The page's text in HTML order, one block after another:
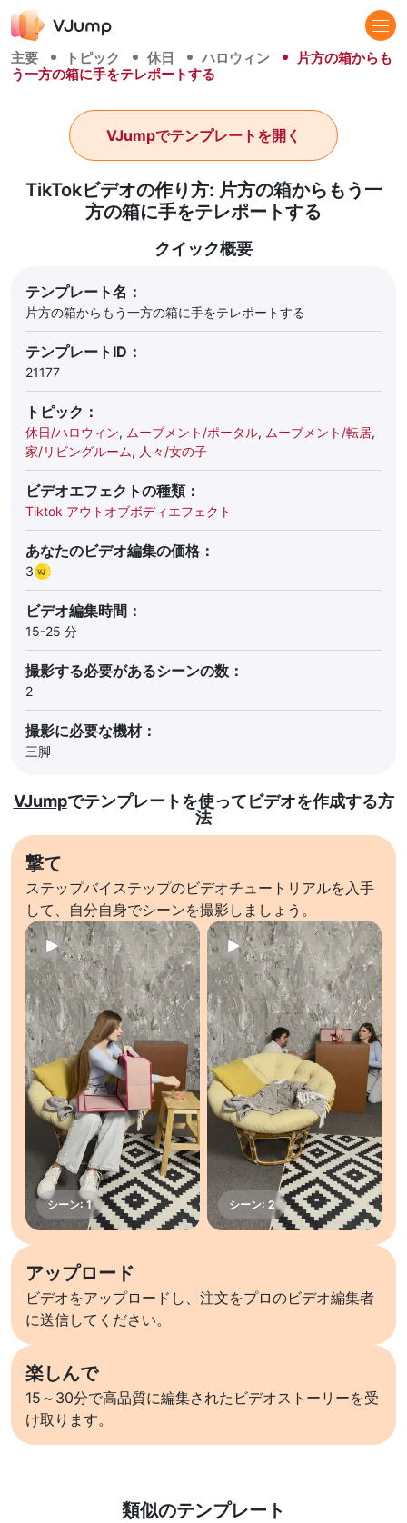
主要 トピック 休日 ハロウィン
片方の箱からも
う一方の箱に手をテレポートする
TikTokビデオの作り方: 片方の箱からもう一
方の箱に手をテレポートする
VJumpでテンプレートを開く
クイック概要
テンプレート名：
片方の箱からもう一方の箱に手をテレポートする
テンプレートID：
21177
トピック：
休日/ハロウィン, ムーブメント/ポータル, ムーブメント/転居,
家/リビングルーム, 人々/女の子
ビデオエフェクトの種類：
Tiktok アウトオブボディエフェクト
あなたのビデオ編集の価格：
3
ビデオ編集時間：
15-25 分
撮影する必要があるシーンの数：
2
撮影に必要な機材：
三脚
VJumpでテンプレートを使ってビデオを作成する方
法
撃て
ステップバイステップのビデオチュートリアルを入手
して、自分自身でシーンを撮影しましょう。
アップロード
ビデオをアップロードし、注文をプロのビデオ編集者
に送信してください。
楽しんで
15～30分で高品質に編集されたビデオストーリーを受
け取ります。
類似のテンプレート
詳しくはこちら